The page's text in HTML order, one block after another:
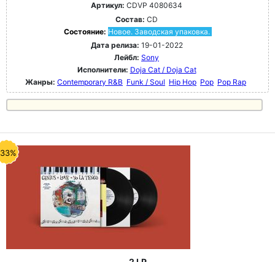
Артикул: CDVP 4080634
Состав: CD
Состояние: Новое. Заводская упаковка.
Дата релиза: 19-01-2022
Лейбл: Sony
Исполнители: Doja Cat / Doja Cat
Жанры: Contemporary R&B Funk / Soul Hip Hop Pop Pop Rap